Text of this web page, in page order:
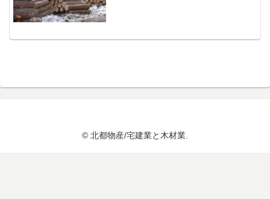
© 北都物産/宅建業と木材業.